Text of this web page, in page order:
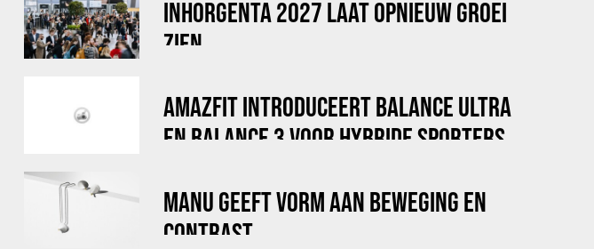
INHORGENTA 2027 LAAT OPNIEUW GROEI
ZIEN
AMAZFIT INTRODUCEERT BALANCE ULTRA
EN BALANCE 3 VOOR HYBRIDE SPORTERS
MANU GEEFT VORM AAN BEWEGING EN
CONTRAST